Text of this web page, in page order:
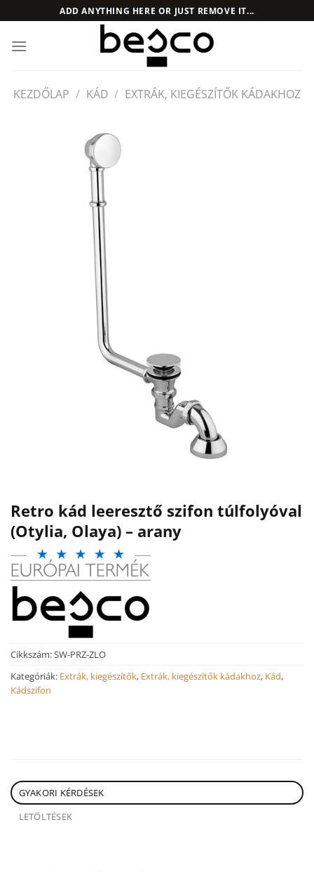
to
content
ADD ANYTHING HERE OR JUST REMOVE IT...
KEZDŐLAP / KÁD / EXTRÁK, KIEGÉSZÍTŐK KÁDAKHOZ
Retro kád leeresztő szifon túlfolyóval
(Otylia, Olaya) – arany
Cikkszám:SW-PRZ-ZLO
Kategóriák: Extrák, kiegészítők, Extrák, kiegészítők kádakhoz, Kád,
Kádszifon
GYAKORI KÉRDÉSEK
LETÖLTÉSEK